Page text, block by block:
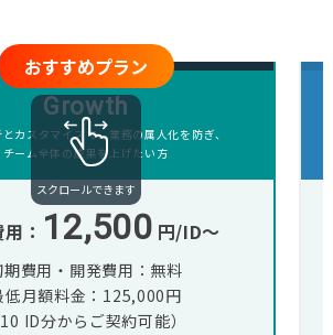
おすすめプラン
Growth
カスタマイズで、業務の属人化を防ぎ、
チーム全体の成果を上げたい方
： 12,500 円/ID〜
期費用・開発費用：無料
低月額料金：125,000円
10 ID分からご契約可能）